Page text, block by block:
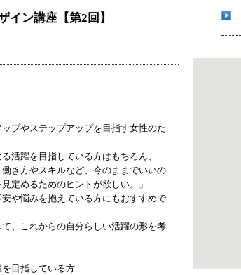
イン講座【第2回】
プやステップアップを目指す女性のた
活躍を目指している方はもちろん、
き方やスキルなど、今のままでいいの
定めるためのヒントが欲しい。」
や悩みを抱えている方にもおすすめで
、これからの自分らしい活躍の形を考
目指している方